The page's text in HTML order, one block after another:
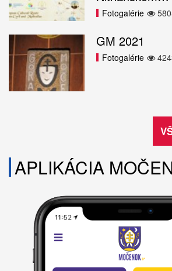
Fotogalérie
GM 2021
Fotogalérie
APLIKÁCIA